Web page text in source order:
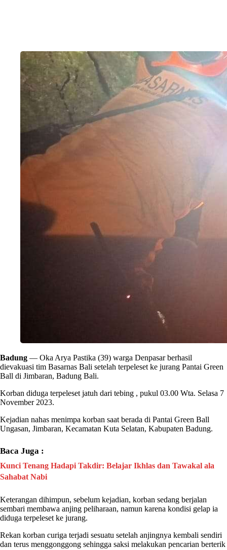
Badung — Oka Arya Pastika (39) warga Denpasar berhasil
dievakuasi tim Basarnas Bali setelah terpeleset ke jurang Pantai Green
Ball di Jimbaran, Badung Bali.
Korban diduga terpeleset jatuh dari tebing , pukul 03.00 Wta. Selasa 7
November 2023.
Kejadian nahas menimpa korban saat berada di Pantai Green Ball
Ungasan, Jimbaran, Kecamatan Kuta Selatan, Kabupaten Badung.
Baca Juga :
Kunci Tenang Hadapi Takdir: Belajar Ikhlas dan Tawakal ala
Sahabat Nabi
Keterangan dihimpun, sebelum kejadian, korban sedang berjalan
sembari membawa anjing peliharaan, namun karena kondisi gelap ia
diduga terpeleset ke jurang.
Rekan korban curiga terjadi sesuatu setelah anjingnya kembali sendiri
dan terus menggonggong sehingga saksi melakukan pencarian berterik